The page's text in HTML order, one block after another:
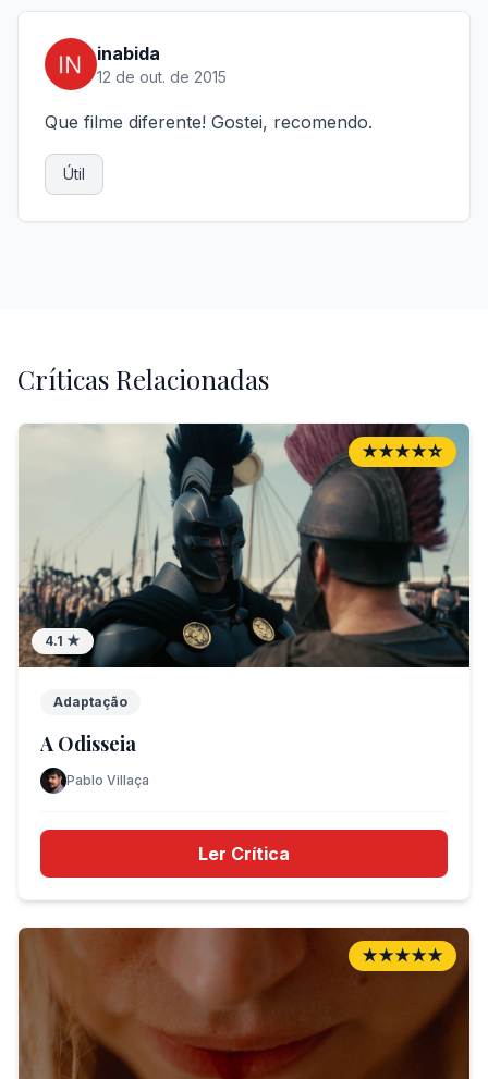
inabida
12 de out. de 2015
Que filme diferente! Gostei, recomendo.
Útil
Críticas Relacionadas
★★★★☆
4.1 ★
Adaptação
A Odisseia
Pablo Villaça
Ler Crítica
★★★★★